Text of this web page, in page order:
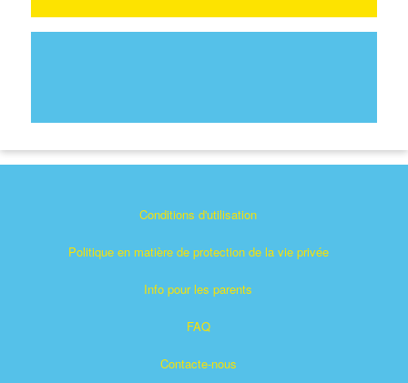
Conditions d'utilisation
Politique en matière de protection de la vie privée
Info pour les parents
FAQ
Contacte-nous